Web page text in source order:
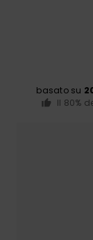
basato su
Il 80%